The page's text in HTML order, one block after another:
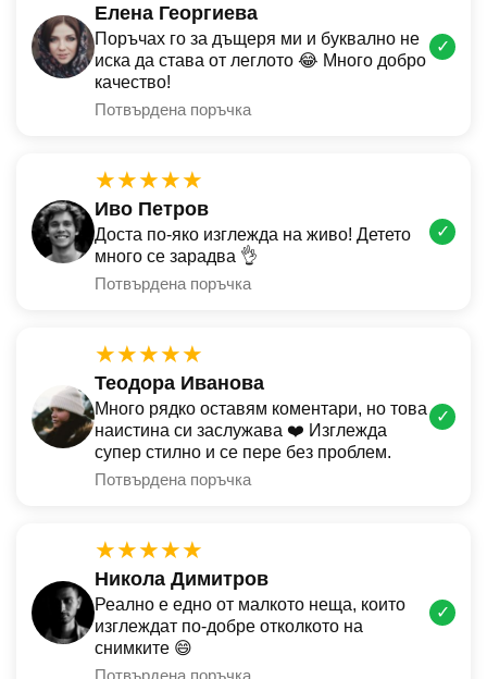
Елена Георгиева
Поръчах го за дъщеря ми и буквално не
иска да става от леглото 😂 Много добро
качество!
Потвърдена поръчка
✓
★★★★★
Иво Петров
Доста по-яко изглежда на живо! Детето
много се зарадва 👌
Потвърдена поръчка
✓
★★★★★
Теодора Иванова
Много рядко оставям коментари, но това
наистина си заслужава ❤️ Изглежда
супер стилно и се пере без проблем.
Потвърдена поръчка
✓
★★★★★
Никола Димитров
Реално е едно от малкото неща, които
изглеждат по-добре отколкото на
снимките 😄
Потвърдена поръчка
✓